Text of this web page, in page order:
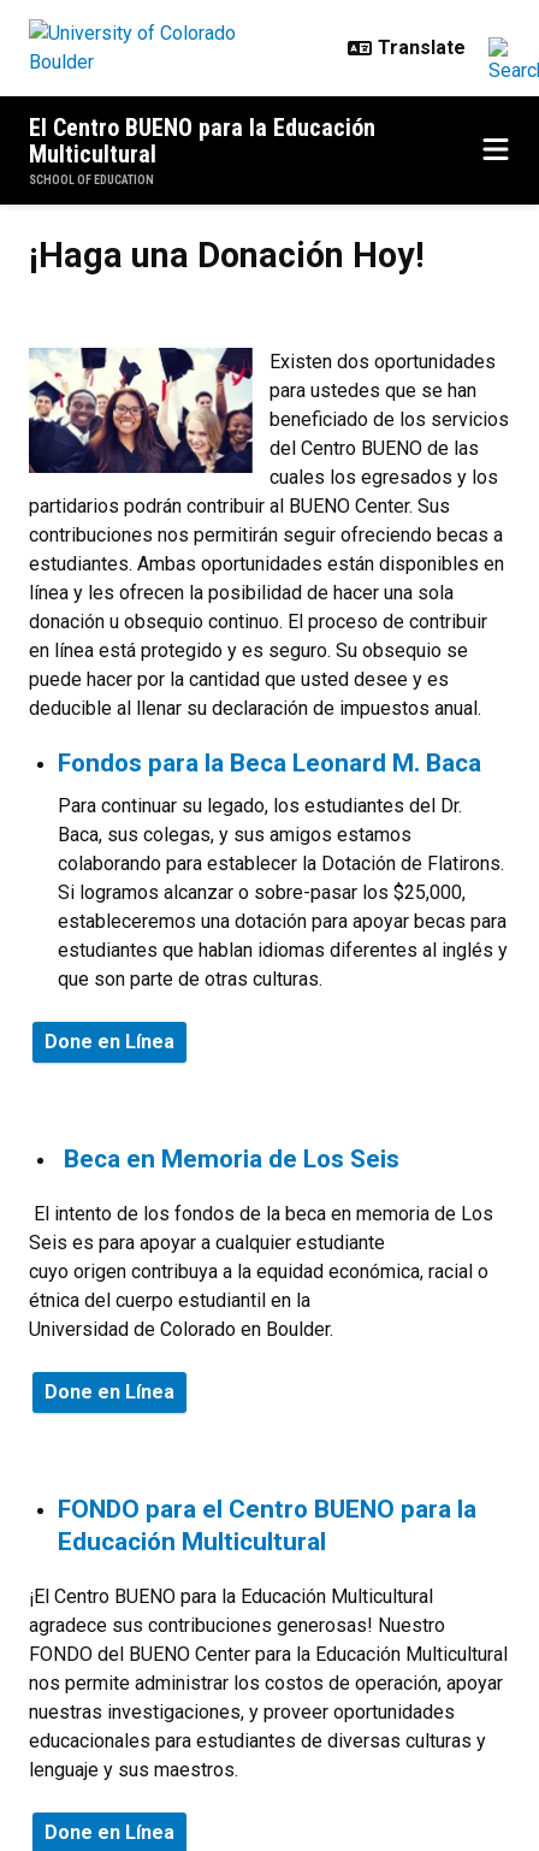
El Centro BUENO para la Educación
Multicultural
SCHOOL OF EDUCATION
¡Haga una Donación Hoy!
Existen dos oportunidades
para ustedes que se han
beneficiado de los servicios
del Centro BUENO de las
cuales los egresados y los
partidarios podrán contribuir al BUENO Center. Sus
contribuciones nos permitirán seguir ofreciendo becas a
estudiantes. Ambas oportunidades están disponibles en
línea y les ofrecen la posibilidad de hacer una sola
donación u obsequio continuo. El proceso de contribuir
en línea está protegido y es seguro. Su obsequio se
puede hacer por la cantidad que usted desee y es
deducible al llenar su declaración de impuestos anual.
Fondos para la Beca Leonard M. Baca
Para continuar su legado, los estudiantes del Dr.
Baca, sus colegas, y sus amigos estamos
colaborando para establecer la Dotación de Flatirons.
Si logramos alcanzar o sobre-pasar los $25,000,
estableceremos una dotación para apoyar becas para
estudiantes que hablan idiomas diferentes al inglés y
que son parte de otras culturas.
Done en Línea
Beca en Memoria de Los Seis
El intento de los fondos de la beca en memoria de Los
Seis es para apoyar a cualquier estudiante
cuyo origen contribuya a la equidad económica, racial o
étnica del cuerpo estudiantil en la
Universidad de Colorado en Boulder.
Done en Línea
FONDO para el Centro BUENO para la
Educación Multicultural
¡El Centro BUENO para la Educación Multicultural
agradece sus contribuciones generosas! Nuestro
FONDO del BUENO Center para la Educación Multicultural
nos permite administrar los costos de operación, apoyar
nuestras investigaciones, y proveer oportunidades
educacionales para estudiantes de diversas culturas y
lenguaje y sus maestros.
Done en Línea